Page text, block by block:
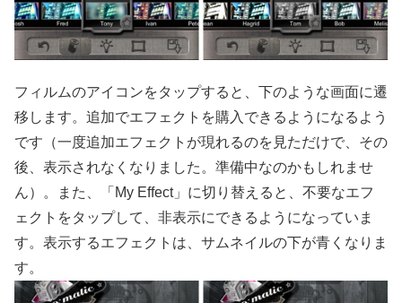
フィルムのアイコンをタップすると、下のような画面に遷
移します。追加でエフェクトを購入できるようになるよう
です（一度追加エフェクトが現れるのを見ただけで、その
後、表示されなくなりました。準備中なのかもしれませ
ん）。また、「My Effect」に切り替えると、不要なエフ
ェクトをタップして、非表示にできるようになっていま
す。表示するエフェクトは、サムネイルの下が青くなりま
す。